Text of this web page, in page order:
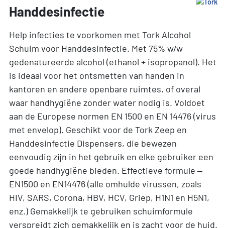
Handdesinfectie
Help infecties te voorkomen met Tork Alcohol
Schuim voor Handdesinfectie. Met 75% w/w
gedenatureerde alcohol (ethanol + isopropanol). Het
is ideaal voor het ontsmetten van handen in
kantoren en andere openbare ruimtes, of overal
waar handhygiëne zonder water nodig is. Voldoet
aan de Europese normen EN 1500 en EN 14476 (virus
met envelop). Geschikt voor de Tork Zeep en
Handdesinfectie Dispensers, die bewezen
eenvoudig zijn in het gebruik en elke gebruiker een
goede handhygiëne bieden. Effectieve formule –
EN1500 en EN14476 (alle omhulde virussen, zoals
HIV, SARS, Corona, HBV, HCV, Griep, H1N1 en H5N1,
enz.) Gemakkelijk te gebruiken schuimformule
verspreidt zich gemakkelijk en is zacht voor de huid.